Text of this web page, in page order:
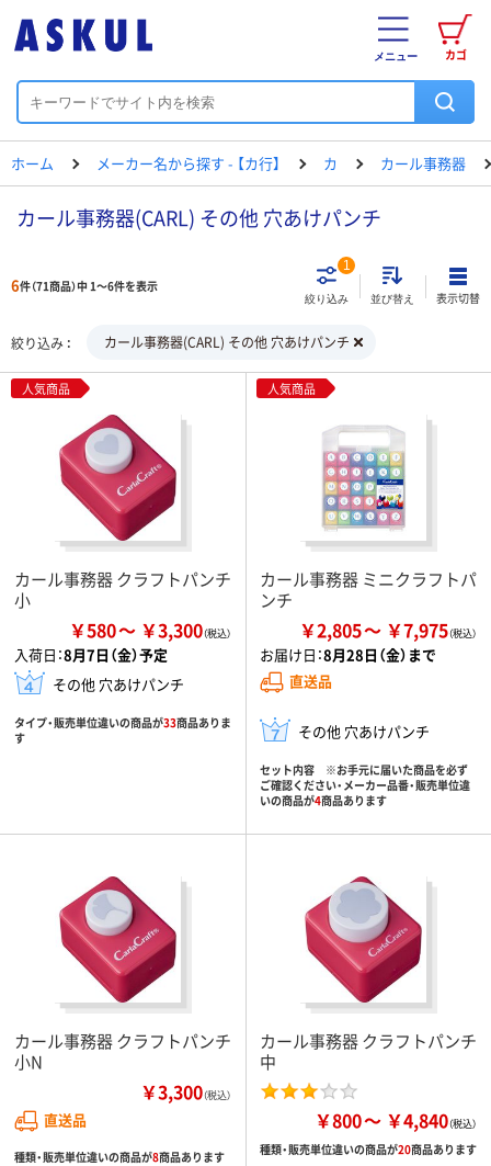
カゴ
メニュー
ホーム メーカー名から探す - 【カ行】 カ カール事務器
カール事務器(CARL) その他 穴あけパンチ
6件（71商品）中 1～6件を表示
絞り込み
1
並び替え 表示切替
絞り込み カール事務器(CARL) その他 穴あけパンチ
人気商品
カール事務器 クラフトパンチ
小
￥580 ￥3,300
入荷日：8月7日（金）予定
その他 穴あけパンチ
タイプ・販売単位違いの商品が33商品ありま
す
人気商品
カール事務器 ミニクラフトパ
ンチ
￥2,805 ￥7,975
お届け日：8月28日（金）まで
直送品
その他 穴あけパンチ
セット内容 ※お手元に届いた商品を必ず
ご確認ください・メーカー品番・販売単位違
いの商品が4商品あります
カール事務器 クラフトパンチ
小N
￥3,300（税込）
直送品
種類・販売単位違いの商品が8商品あります
カール事務器 クラフトパンチ
中
￥800 ￥4,840
種類・販売単位違いの商品が20商品あります